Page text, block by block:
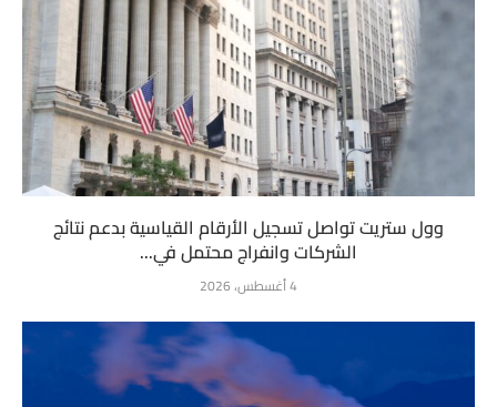
وول ستريت تواصل تسجيل الأرقام القياسية بدعم نتائج
الشركات وانفراج محتمل في...
4 أغسطس، 2026